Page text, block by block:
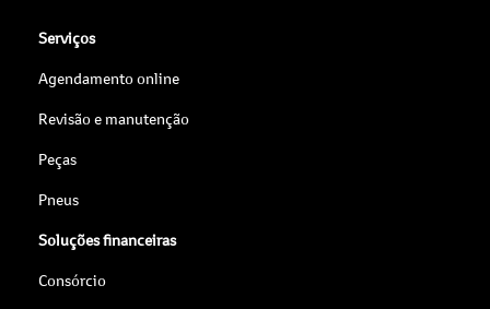
Serviços
Agendamento online
Revisão e manutenção
Peças
Pneus
Soluções financeiras
Consórcio